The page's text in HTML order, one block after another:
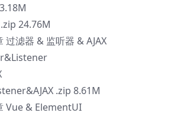
24.76M
滤器 & 监听器 & AJAX
.zip 8.61M
Vue & ElementUI